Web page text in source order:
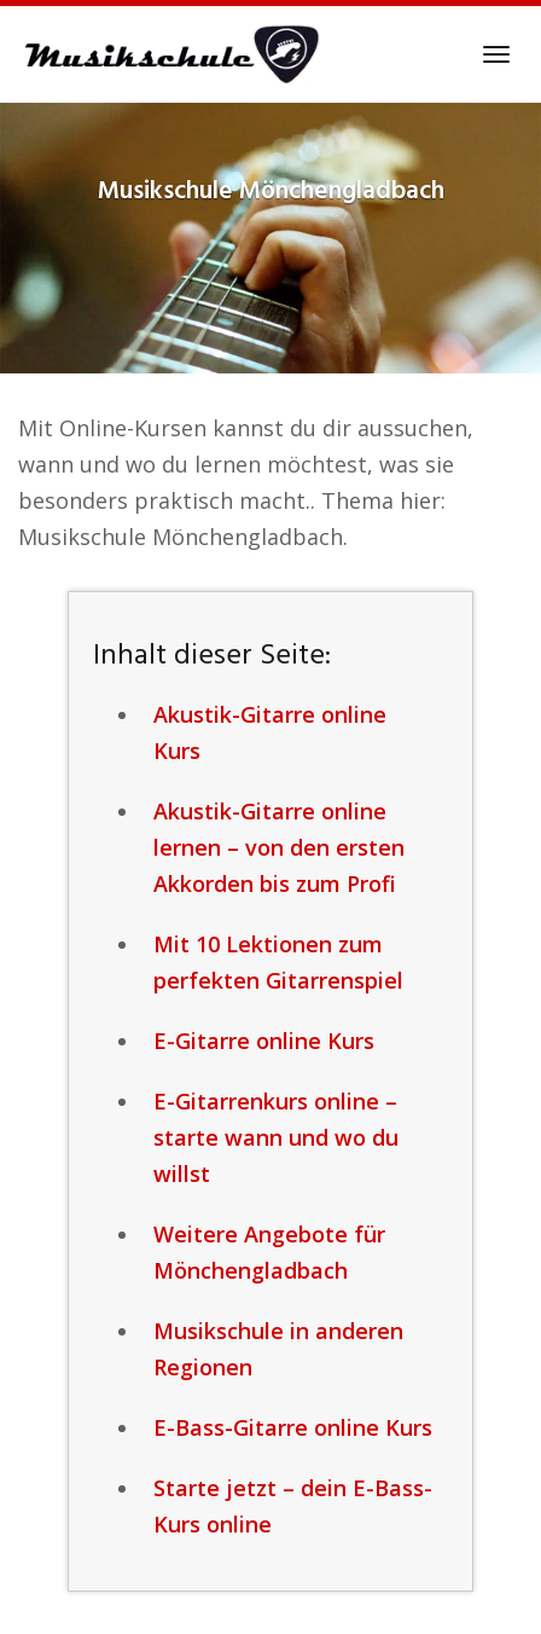
MusikschuleMönchengladbach
Mit Online-Kursen kannst du dir aussuchen,
wann und wo du lernen möchtest, was sie
besonders praktisch macht.. Thema hier:
Musikschule Mönchengladbach.
Inhalt dieser Seite:
Akustik-Gitarre online
Kurs
Akustik-Gitarre online
lernen – von den ersten
Akkorden bis zum Profi
Mit 10 Lektionen zum
perfekten Gitarrenspiel
E-Gitarre online Kurs
E-Gitarrenkurs online –
starte wann und wo du
willst
Weitere Angebote für
Mönchengladbach
Musikschule in anderen
Regionen
E-Bass-Gitarre online Kurs
Starte jetzt – dein E-Bass-
Kurs online